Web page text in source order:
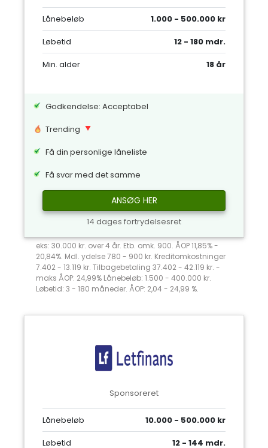
Lånebeløb
1.000 - 500.000 kr
Løbetid
12 - 180 mdr.
Min. alder
18 år
Godkendelse: Acceptabel
Trending
Få din personlige låneliste
Få svar med det samme
ANSØG HER
14 dages fortrydelsesret
eks: 30.000 kr. over 4 år. Etb. omk. 900. ÅOP 11,85% -
20,84%. Mdl. ydelse 780 - 900 kr. Kreditomkostninger
7.402 - 13.119 kr. Tilbagebetaling 37.402 - 42.119 kr. -
maks ÅOP: 24,99% Lånebeløb: 1.500 - 400.000 kr.
Løbetid: 3 - 180 måneder. ÅOP: 2,04 - 24,99 %.
Sponsoreret
Lånebeløb
10.000 - 500.000 kr
Løbetid
12 - 144 mdr.